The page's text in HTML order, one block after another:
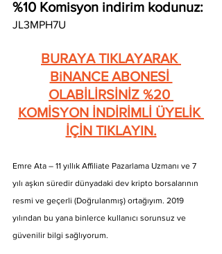
%10 Komisyon indirim kodunuz:
JL3MPH7U
BURAYA TIKLAYARAK
BiNANCE ABONESİ
OLABİLİRSİNİZ %20
KOMİSYON İNDİRİMLİ ÜYELİK
İÇİN TIKLAYIN.
Emre Ata – 11 yıllık Affiliate Pazarlama Uzmanı ve 7
yılı aşkın süredir dünyadaki dev kripto borsalarının
resmi ve geçerli (Doğrulanmış) ortağıyım. 2019
yılından bu yana binlerce kullanıcı sorunsuz ve
güvenilir bilgi sağlıyorum.